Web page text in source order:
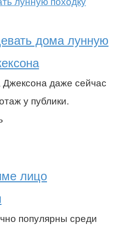
дома лунную
даже сейчас
у публики.
лицо
популярны среди